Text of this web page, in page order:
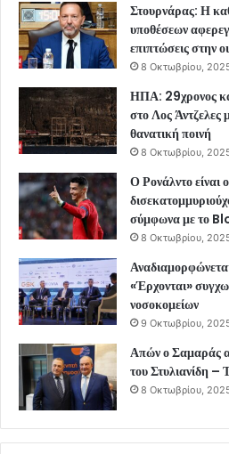
Στουρνάρας: Η
υποθέσεων
επιπτώσεις στην
8 Οκτωβρίου,
ΗΠΑ: 29χρονος
στο Λος Άντζελες
θανατική ποινή
8 Οκτωβρίου,
Ο Ρονάλντο είναι
σύμφωνα με το
8 Οκτωβρίου,
«Έρχονται»
νοσοκομείων
9 Οκτωβρίου,
Απών ο Σαμαράς
του Στυλιανίδη –
8 Οκτωβρίου,